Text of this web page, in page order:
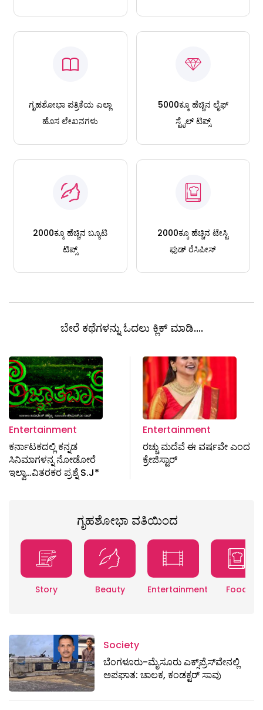
ಗೃಹಶೋಭಾ ಪತ್ರಿಕೆಯ ಎಲ್ಲಾ
ಹೊಸ ಲೇಖನಗಳು
5000ಕ್ಕೂ ಹೆಚ್ಚಿನ ಲೈಫ್
ಸ್ಟೈಲ್ ಟಿಪ್ಸ್
2000ಕ್ಕೂ ಹೆಚ್ಚಿನ ಬ್ಯೂಟಿ
ಟಿಪ್ಸ್
2000ಕ್ಕೂ ಹೆಚ್ಚಿನ ಟೇಸ್ಟಿ
ಫುಡ್ ರೆಸಿಪೀಸ್
ಬೇರೆ ಕಥೆಗಳನ್ನು ಓದಲು ಕ್ಲಿಕ್ ಮಾಡಿ....
Entertainment
ಕರ್ನಾಟಕದಲ್ಲಿ ಕನ್ನಡ
ಸಿನಿಮಾಗಳನ್ನ ನೋಡೋರೆ
ಇಲ್ವಾ…ವಿತರಕರ ಪ್ರಶ್ನೆ S.J*
Entertainment
ರಚ್ಚು ಮದೆವೆ ಈ ವರ್ಷವೇ ಎಂದ
ಕ್ರೇಜಿಸ್ಟಾರ್
ಗೃಹಶೋಭಾ ವತಿಯಿಂದ
Story Beauty Entertainment Food
Society
ಬೆಂಗಳೂರು-ಮೈಸೂರು ಎಕ್ಸ್​ಪ್ರೆಸ್‌ವೇನಲ್ಲಿ
ಅಪಘಾತ: ಚಾಲಕ, ಕಂಡಕ್ಟರ್ ಸಾವು